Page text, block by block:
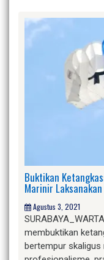
Buktikan
Marinir
Agustus 3, 2021
membuktikan
bertempur skaligus